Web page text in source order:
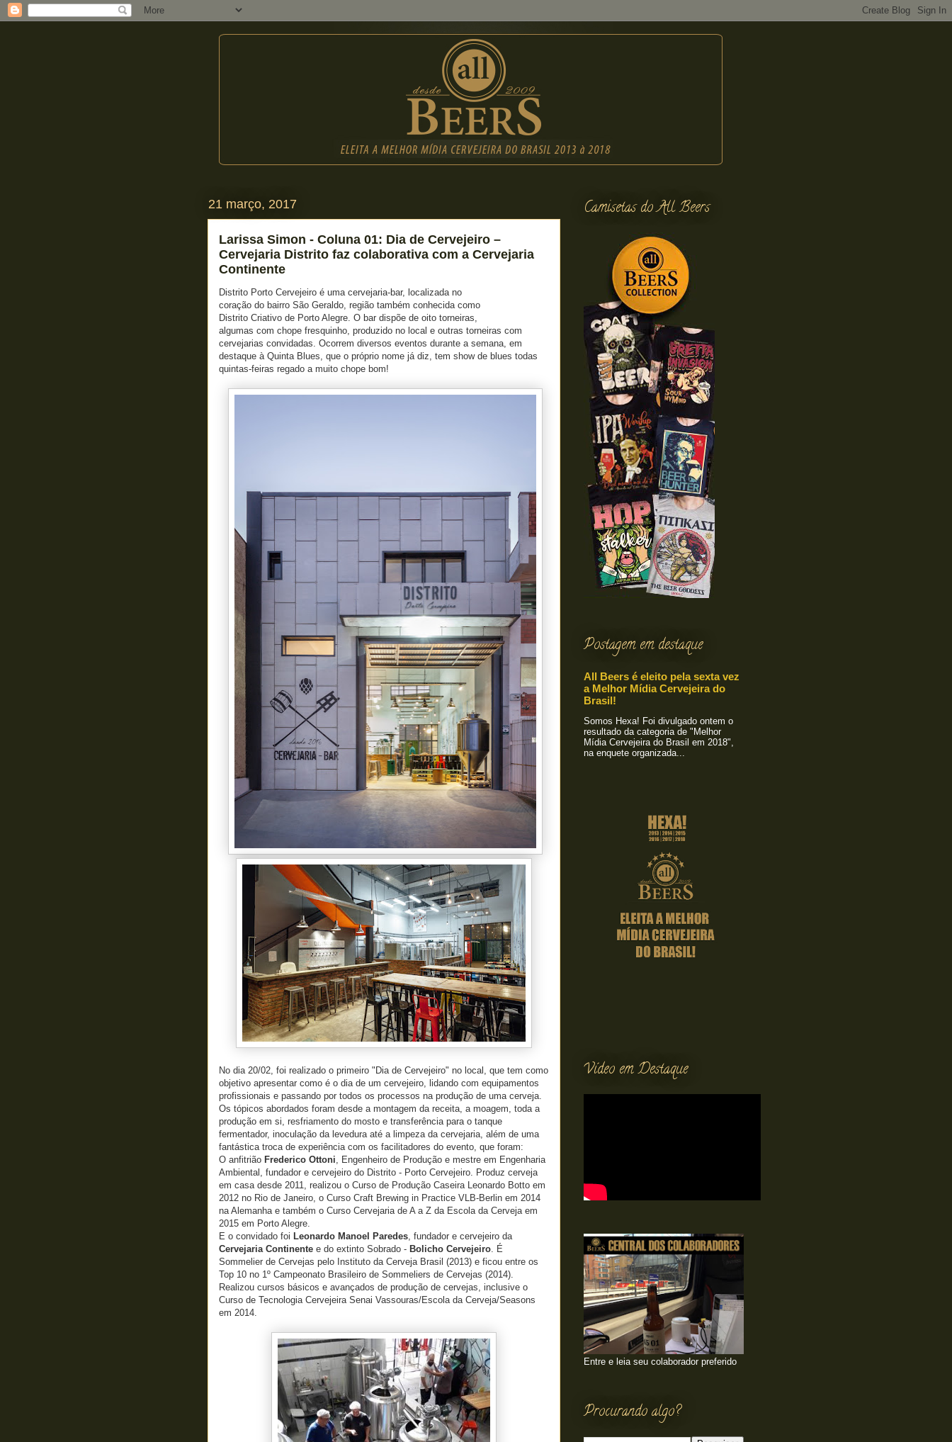
21 março, 2017
Larissa Simon - Coluna 01: Dia de Cervejeiro –
Cervejaria Distrito faz colaborativa com a Cervejaria
Continente
Distrito Porto Cervejeiro é uma cervejaria-bar, localizada no
coração do bairro São Geraldo, região também conhecida como
Distrito Criativo de Porto Alegre. O bar dispõe de oito torneiras,
algumas com chope fresquinho, produzido no local e outras torneiras com
cervejarias convidadas. Ocorrem diversos eventos durante a semana, em
destaque à Quinta Blues, que o próprio nome já diz, tem show de blues todas
quintas-feiras regado a muito chope bom!
No dia 20/02, foi realizado o primeiro "Dia de Cervejeiro" no local, que tem como
objetivo apresentar como é o dia de um cervejeiro, lidando com equipamentos
profissionais e passando por todos os processos na produção de uma cerveja.
Os tópicos abordados foram desde a montagem da receita, a moagem, toda a
produção em si, resfriamento do mosto e transferência para o tanque
fermentador, inoculação da levedura até a limpeza da cervejaria, além de uma
fantástica troca de experiência com os facilitadores do evento, que foram:
O anfitrião Frederico Ottoni, Engenheiro de Produção e mestre em Engenharia
Ambiental, fundador e cervejeiro do Distrito - Porto Cervejeiro. Produz cerveja
em casa desde 2011, realizou o Curso de Produção Caseira Leonardo Botto em
2012 no Rio de Janeiro, o Curso Craft Brewing in Practice VLB-Berlin em 2014
na Alemanha e também o Curso Cervejaria de A a Z da Escola da Cerveja em
2015 em Porto Alegre.
E o convidado foi Leonardo Manoel Paredes, fundador e cervejeiro da
Cervejaria Continente e do extinto Sobrado - Bolicho Cervejeiro. É
Sommelier de Cervejas pelo Instituto da Cerveja Brasil (2013) e ficou entre os
Top 10 no 1º Campeonato Brasileiro de Sommeliers de Cervejas (2014).
Realizou cursos básicos e avançados de produção de cervejas, inclusive o
Curso de Tecnologia Cervejeira Senai Vassouras/Escola da Cerveja/Seasons
em 2014.
Camisetas do All Beers
Postagem em destaque
All Beers é eleito pela sexta vez
a Melhor Mídia Cervejeira do
Brasil!
Somos Hexa! Foi divulgado ontem o
resultado da categoria de "Melhor
Mídia Cervejeira do Brasil em 2018",
na enquete organizada...
Vídeo em Destaque
Entre e leia seu colaborador preferido
Procurando algo?